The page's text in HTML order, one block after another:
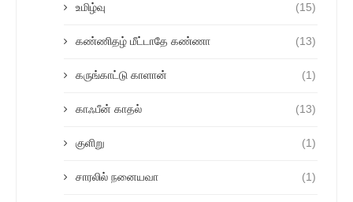
உமிழ்வு (15)
கண்ணிதழ் மீட்டாதே கண்ணா (13)
கருங்காட்டு காளான் (1)
காஃபீன் காதல் (13)
குளிறு (1)
சாரலில் நனையவா (1)